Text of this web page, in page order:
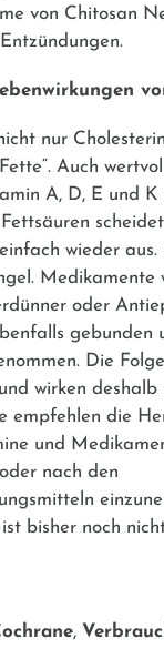
von Chitosan
nur
Auch
A, D, E und K
Fettsäuren
wieder
Medikamente
oder
gebunden
Die
wirken deshalb
empfehlen die
und
nach den
bisher noch
,